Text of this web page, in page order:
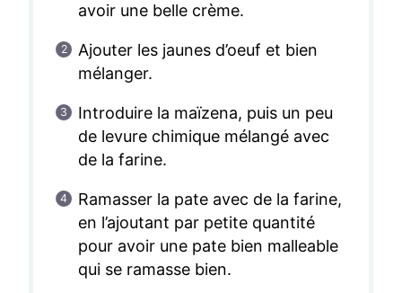
avoir une belle crème.
Ajouter les jaunes d’oeuf et bien
mélanger.
Introduire la maïzena, puis un peu
de levure chimique mélangé avec
de la farine.
Ramasser la pate avec de la farine,
en l’ajoutant par petite quantité
pour avoir une pate bien malleable
qui se ramasse bien.